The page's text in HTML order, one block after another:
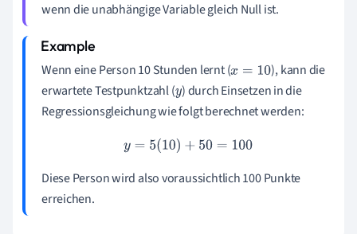
wenn die unabhängige Variable gleich Null ist.
Wenn eine Person 10 Stunden lernt (x= 10
), kann die
erwartete Testpunktzahl (y) durch Einsetzen in die
Regressionsgleichung wie folgt berechnet werden:
y=5(10 )+50=100
Diese Person wird also voraussichtlich 100 Punkte
erreichen.